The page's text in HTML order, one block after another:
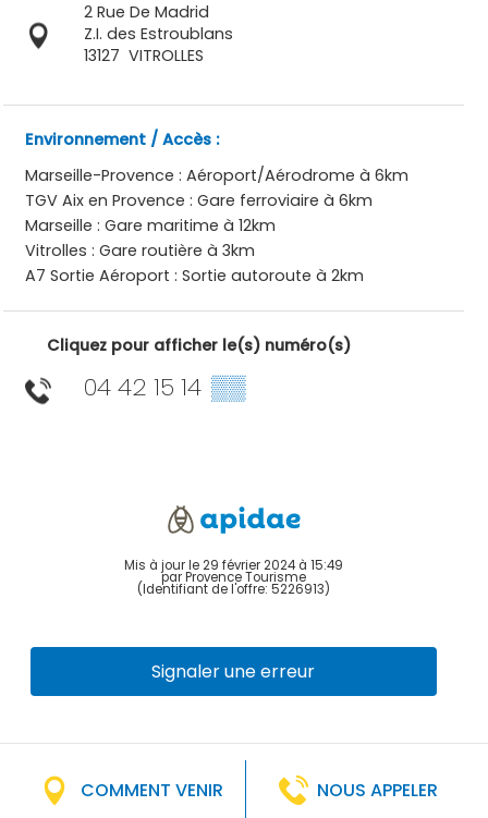
2 Rue De Madrid
Z.I. des Estroublans
13127 VITROLLES
Environnement / Accès :
Marseille-Provence : Aéroport/Aérodrome à 6km
TGV Aix en Provence : Gare ferroviaire à 6km
Marseille : Gare maritime à 12km
Vitrolles : Gare routière à 3km
A7 Sortie Aéroport : Sortie autoroute à 2km
Cliquez pour afficher le(s) numéro(s)
04 42 15 14 ▒▒
Mis à jour le 29 février 2024 à 15:49
par Provence Tourisme
(Identifiant de l'offre: 5226913)
Signaler une erreur
COMMENT VENIR NOUS APPELER